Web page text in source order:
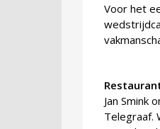
Voor het
Jan Smink
Telegraaf.